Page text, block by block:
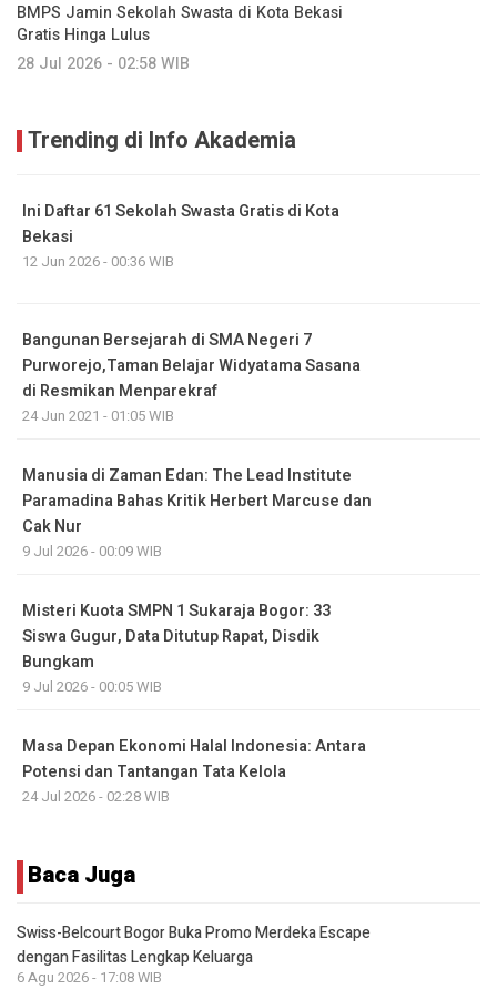
BMPS Jamin Sekolah Swasta di Kota Bekasi
Gratis Hinga Lulus
28 Jul 2026 - 02:58 WIB
Trending di Info Akademia
Ini Daftar 61 Sekolah Swasta Gratis di Kota
Bekasi
12 Jun 2026 - 00:36 WIB
Bangunan Bersejarah di SMA Negeri 7
Purworejo,Taman Belajar Widyatama Sasana
di Resmikan Menparekraf
24 Jun 2021 - 01:05 WIB
Manusia di Zaman Edan: The Lead Institute
Paramadina Bahas Kritik Herbert Marcuse dan
Cak Nur
9 Jul 2026 - 00:09 WIB
Misteri Kuota SMPN 1 Sukaraja Bogor: 33
Siswa Gugur, Data Ditutup Rapat, Disdik
Bungkam
9 Jul 2026 - 00:05 WIB
Masa Depan Ekonomi Halal Indonesia: Antara
Potensi dan Tantangan Tata Kelola
24 Jul 2026 - 02:28 WIB
Baca Juga
Swiss-Belcourt Bogor Buka Promo Merdeka Escape
dengan Fasilitas Lengkap Keluarga
6 Agu 2026 - 17:08 WIB